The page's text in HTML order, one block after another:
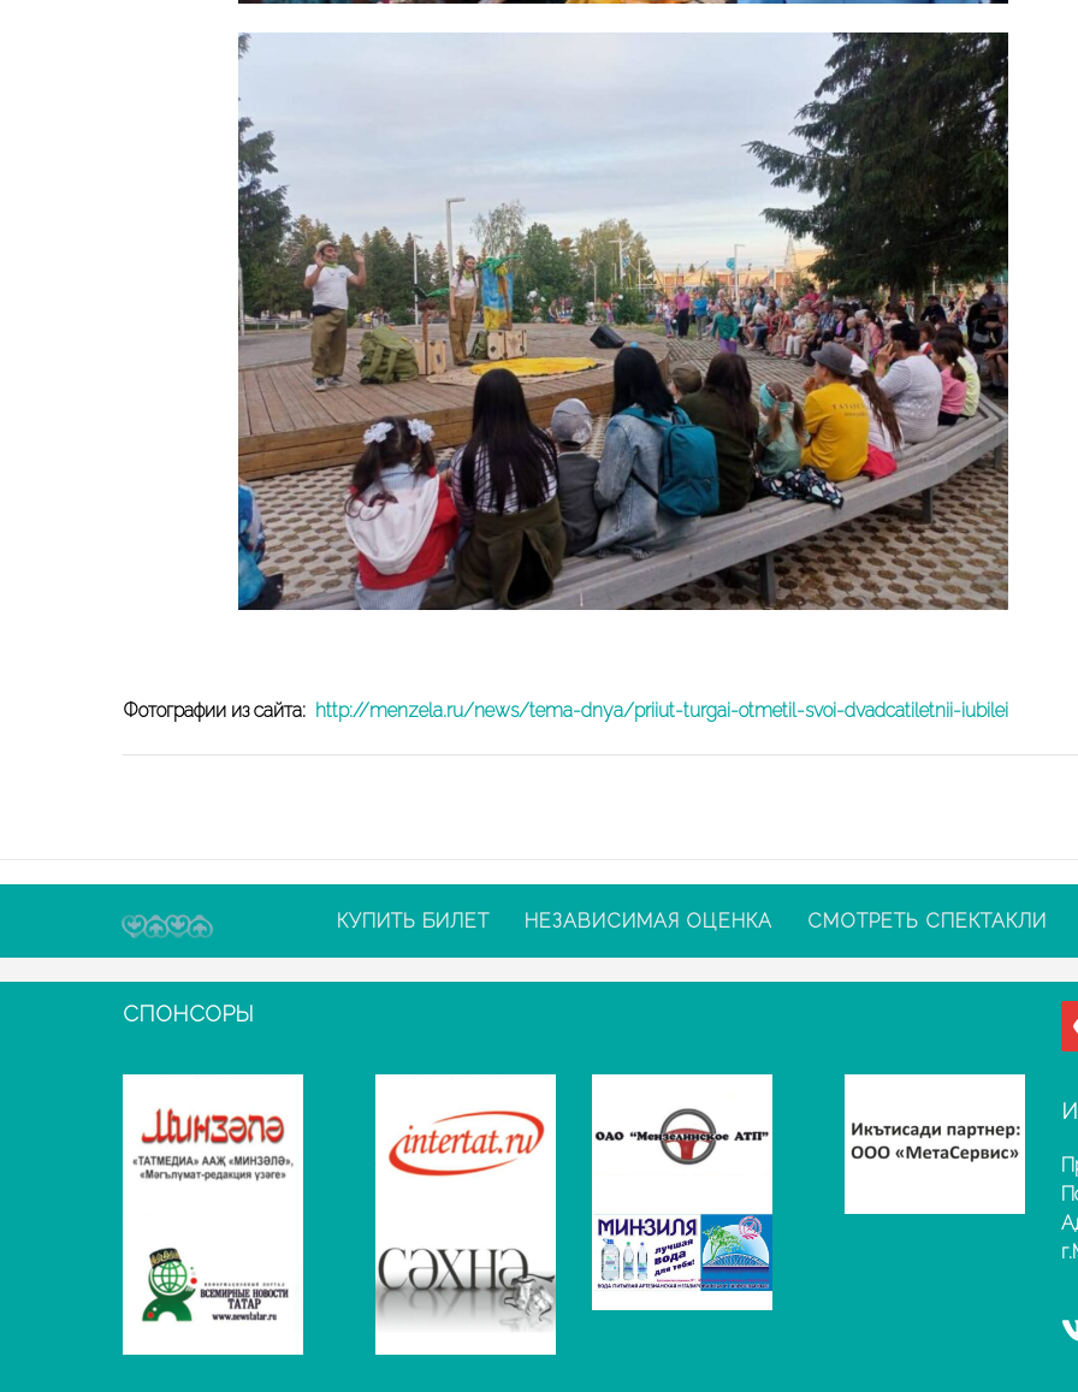
Фотографии из сайта: http://menzela.ru/news/tema-dnya/priiut-turgai-otmetil-svoi-dvadcatiletnii-iubilei
КУПИТЬ БИЛЕТ НЕЗАВИСИМАЯ ОЦЕНКА СМОТРЕТЬ СПЕКТАКЛИ
СПОНСОРЫ